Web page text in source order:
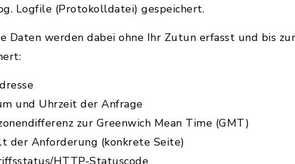
Logfile (Protokolldatei) gespeichert.
Daten werden dabei ohne Ihr Zutun erfasst und bis
und Uhrzeit der Anfrage
zur Greenwich Mean Time (GMT)
der Anforderung (konkrete Seite)
HTTP-Statuscode